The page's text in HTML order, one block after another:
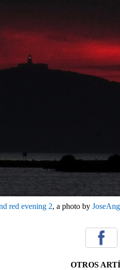
red evening 2, a photo by
OTROS